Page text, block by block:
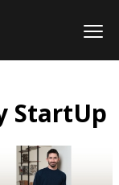
StartUp